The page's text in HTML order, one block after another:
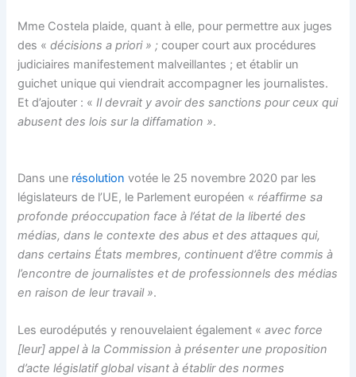
Mme Costela plaide, quant à elle, pour permettre aux juges
des «décisions a priori » ;couper court aux procédures
judiciaires manifestement malveillantes ; et établir un
guichet unique qui viendrait accompagner les journalistes.
Et d’ajouter : «Il devrait y avoir des sanctions pour ceux qui
abusent des lois sur la diffamation ».
Dans une résolution votée le 25 novembre 2020 par les
législateurs de l’UE, le Parlement européen «réaffirme sa
profonde préoccupation face à l’état de la liberté des
médias, dans le contexte des abus et des attaques qui,
dans certains États membres, continuent d’être commis à
l’encontre de journalistes et de professionnels des médias
en raison de leur travail ».
Les eurodéputés y renouvelaient également «avec force
[leur] appel à la Commission à présenter une proposition
d’acte législatif global visant à établir des normes